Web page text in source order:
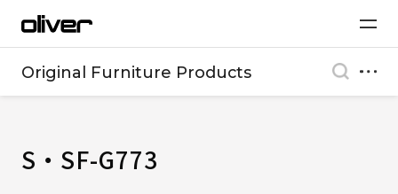
Original Furniture Products
S・SF-G773